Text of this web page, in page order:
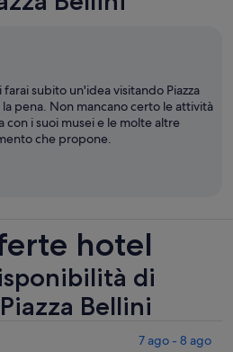
subito un'idea visitando Piazza
pena. Non mancano certo le attività
con i suoi musei e le molte altre
che propone.
hotel
di
Bellini
7 ago - 8 ago